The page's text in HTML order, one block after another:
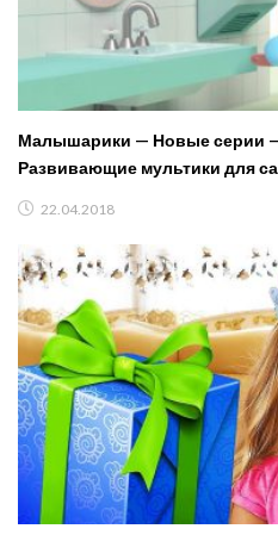
Малышарики — Новые серии
Развивающие мультики для
22.04.2018